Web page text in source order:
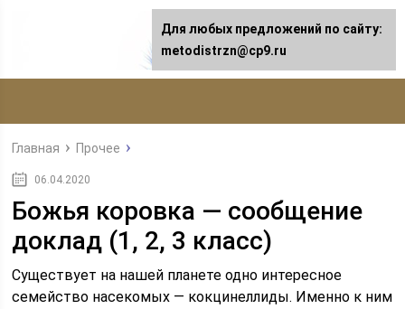
Главная Прочее
06.04.2020
Божья коровка — сообщение
доклад (1, 2, 3 класс)
Существует на нашей планете одно интересное
семейство насекомых — кокцинеллиды. Именно к ним
Для любых предложений по сайту:
metodistrzn@cp9.ru